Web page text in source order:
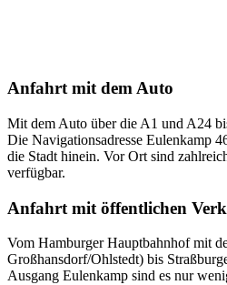
Anfahrt mit dem Auto
Mit dem Auto über die A1 und A24
Die Navigationsadresse Eulenkamp
die Stadt hinein. Vor Ort sind
verfügbar.
Anfahrt mit öffentlichen
Vom Hamburger Hauptbahnhof mit
Großhansdorf/Ohlstedt) bis
Ausgang Eulenkamp sind es nur